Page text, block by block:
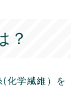
？
化学繊維）を